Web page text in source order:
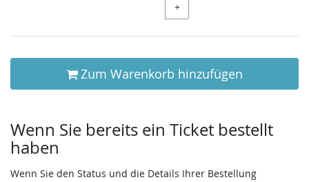
+
Zum Warenkorb hinzufügen
Wenn Sie bereits ein Ticket bestellt
haben
Wenn Sie den Status und die Details Ihrer Bestellung